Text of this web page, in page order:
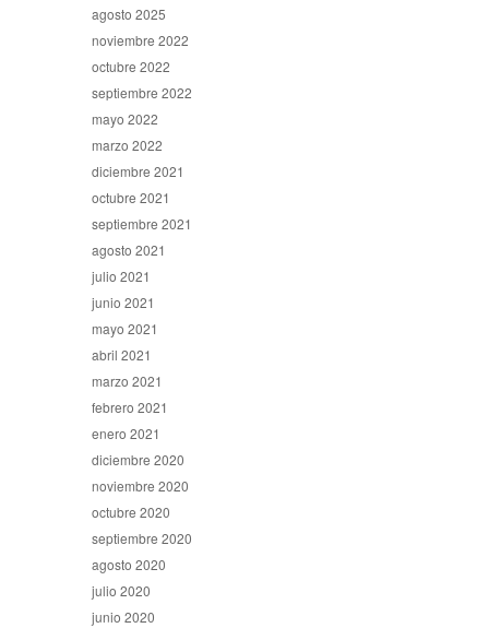
agosto 2025
noviembre 2022
octubre 2022
septiembre 2022
mayo 2022
marzo 2022
diciembre 2021
octubre 2021
septiembre 2021
agosto 2021
julio 2021
junio 2021
mayo 2021
abril 2021
marzo 2021
febrero 2021
enero 2021
diciembre 2020
noviembre 2020
octubre 2020
septiembre 2020
agosto 2020
julio 2020
junio 2020